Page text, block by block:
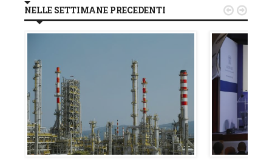
NELLE SETTIMANE PRECEDENTI  